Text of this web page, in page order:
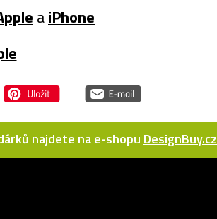
aiPhone
najdete na e-shopu DesignBuy.cz